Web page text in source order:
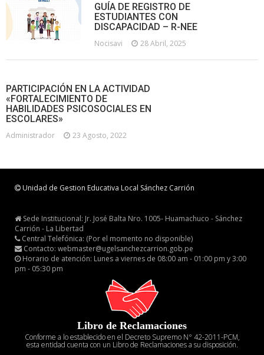
GUÍA DE REGISTRO DE
ESTUDIANTES CON
DISCAPACIDAD – R-NEE
Nocisavi 28 Abril, 2025
PARTICIPACIÓN EN LA ACTIVIDAD
«FORTALECIMIENTO DE
HABILIDADES PSICOSOCIALES EN
ESCOLARES»
Administrador 23 Agosto, 2022
Unidad de Gestion Educativa Local Sánchez Carrión
Sede Institucional: Jr. José Balta Nro. 1005- Huamachuco - Sánchez
Carrión - La Libertad
Central Telefónica: (Por el momento no disponible)
Contacto: webmaster@ugelsanchezcarrion.gob.pe
Horario de atención: Lunes a viernes de 08:00 am - 01:00 pm y 3:00
pm - 05:30 pm
Libro de Reclamaciones
Conforme a lo establecido en el Decreto Supremo N° 42-2011-PCM,
esta entidad cuenta con un Libro de Reclamaciones a su disposición.